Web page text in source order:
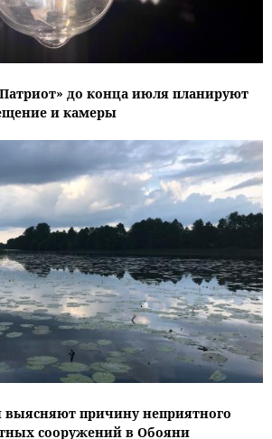
до конца июля планируют
и камеры
выясняют причину неприятного
сооружений в Обояни